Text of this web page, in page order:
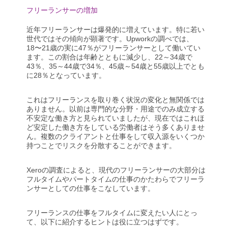
フリーランサーの増加
近年フリーランサーは爆発的に増えています。特に若い
世代ではその傾向が顕著です。Upworkの調べでは、
18〜21歳の実に47％がフリーランサーとして働いてい
ます。この割合は年齢とともに減少し、22～34歳で
43％、35～44歳で34％、45歳～54歳と55歳以上でとも
に28％となっています。
これはフリーランスを取り巻く状況の変化と無関係では
ありません。以前は専門的な分野・用途でのみ成立する
不安定な働き方と見られていましたが、現在ではこれほ
ど安定した働き方をしている労働者はそう多くありませ
ん。複数のクライアントと仕事をして収入源をいくつか
持つことでリスクを分散することができます。
Xeroの調査によると、現代のフリーランサーの大部分は
フルタイムやパートタイムの仕事のかたわらでフリーラ
ンサーとしての仕事をこなしています。
フリーランスの仕事をフルタイムに変えたい人にとっ
て、以下に紹介するヒントは役に立つはずです。